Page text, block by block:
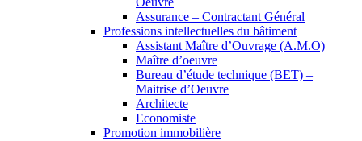
Assurance – Contractant Général
Professions intellectuelles du bâtiment
Assistant Maître d’Ouvrage (A.M.O)
Maître d’oeuvre
Bureau d’étude technique (BET) –
Maitrise d’Oeuvre
Architecte
Economiste
Promotion immobilière